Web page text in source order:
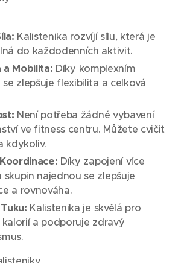
Kalistenika rozvíjí sílu, která je
do každodenních aktivit.
a Mobilita: Díky komplexním
zlepšuje flexibilita a celková
Není potřeba žádné vybavení
ve fitness centru. Můžete cvičit
kdykoliv.
Díky zapojení více
skupin najednou se zlepšuje
a rovnováha.
Kalistenika je skvělá pro
kalorií a podporuje zdravý